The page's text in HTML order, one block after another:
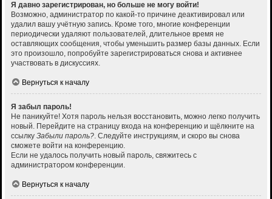
Я давно зарегистрирован, но больше не могу войти!
Возможно, администратор по какой-то причине деактивировал или
удалил вашу учётную запись. Кроме того, многие конференции
периодически удаляют пользователей, длительное время не
оставляющих сообщения, чтобы уменьшить размер базы данных. Если
это произошло, попробуйте зарегистрироваться снова и активнее
участвовать в дискуссиях.
Вернуться к началу
Я забыл пароль!
Не паникуйте! Хотя пароль нельзя восстановить, можно легко получить
новый. Перейдите на страницу входа на конференцию и щёлкните на
ссылку Забыли пароль?. Следуйте инструкциям, и скоро вы снова
сможете войти на конференцию.
Если не удалось получить новый пароль, свяжитесь с
администратором конференции.
Вернуться к началу